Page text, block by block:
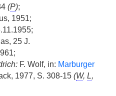
(P);
1951;
25 J.
F. Wolf, in: Marburger
1977, S. 308-15 (W, L,